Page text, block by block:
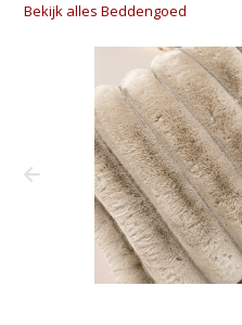
Bekijk alles Beddengoed